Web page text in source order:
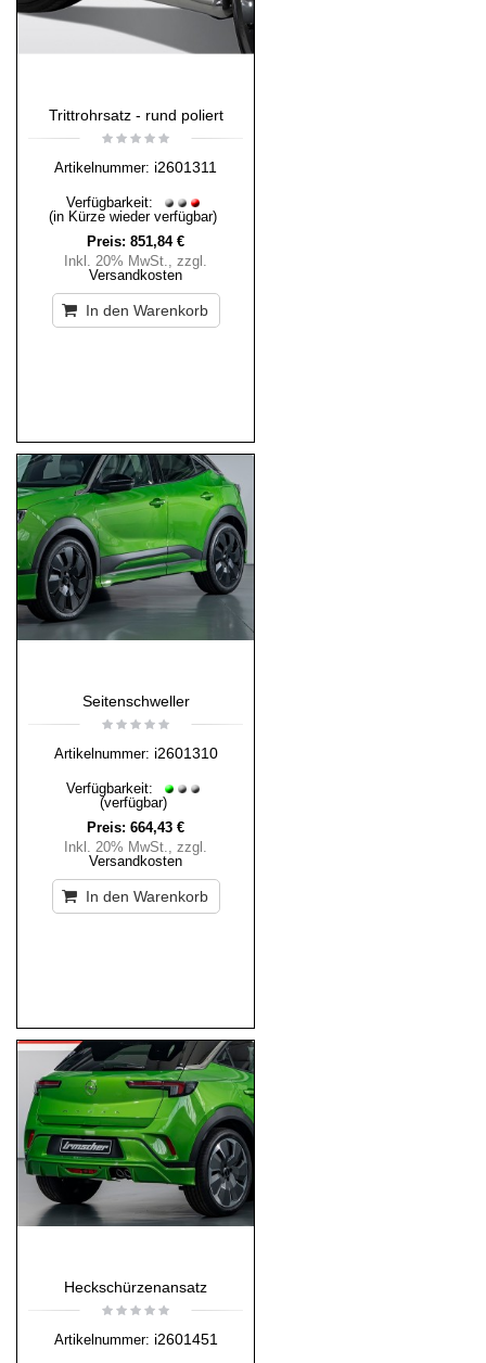
Trittrohrsatz - rund poliert
Artikelnummer: i2601311
Verfügbarkeit:
(in Kürze wieder verfügbar)
Preis: 851,84 €
Inkl. 20% MwSt., zzgl.
Versandkosten
In den Warenkorb
Seitenschweller
Artikelnummer: i2601310
Verfügbarkeit:
(verfügbar)
Preis: 664,43 €
Inkl. 20% MwSt., zzgl.
Versandkosten
In den Warenkorb
Heckschürzenansatz
Artikelnummer: i2601451